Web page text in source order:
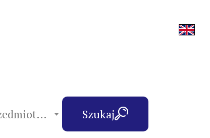
hasła przedmiotowe Szukaj